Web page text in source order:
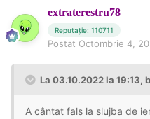
extraterestru78
Reputație: 110711
Postat Octombrie 4,
La 03.10.2022 la 19:13,
A cântat fals la slujba de